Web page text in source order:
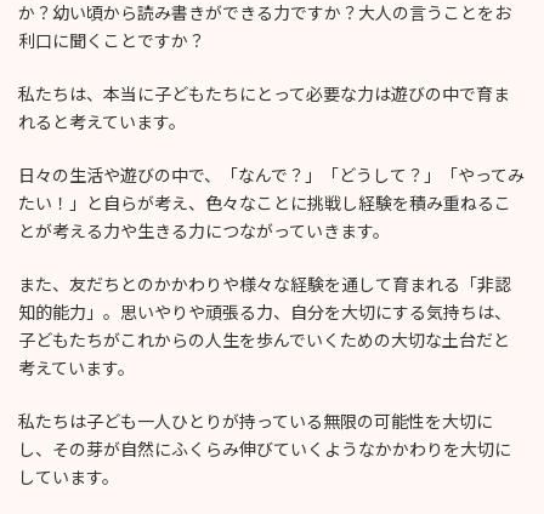
か？幼い頃から読み書きができる力ですか？大人の言うことをお
利口に聞くことですか？
私たちは、本当に子どもたちにとって必要な力は遊びの中で育ま
れると考えています。
日々の生活や遊びの中で、「なんで？」「どうして？」「やってみ
たい！」と自らが考え、色々なことに挑戦し経験を積み重ねるこ
とが考える力や生きる力につながっていきます。
また、友だちとのかかわりや様々な経験を通して育まれる「非認
知的能力」。思いやりや頑張る力、自分を大切にする気持ちは、
子どもたちがこれからの人生を歩んでいくための大切な土台だと
考えています。
私たちは子ども一人ひとりが持っている無限の可能性を大切に
し、その芽が自然にふくらみ伸びていくようなかかわりを大切に
しています。